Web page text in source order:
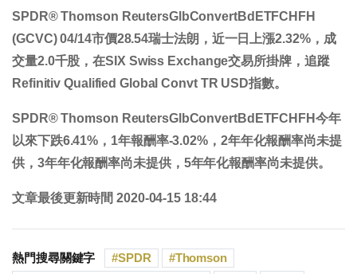
SPDR® Thomson ReutersGlbConvertBdETFCHFH
(GCVC) 04/14市價28.54瑞士法朗，近一日 上漲2.32%，成
交量2.0千股，在SIX Swiss Exchange交易所掛牌，追蹤
Refinitiv Qualified Global Convt TR USD指數。
SPDR® Thomson ReutersGlbConvertBdETFCHFH今年
以來下跌6.41% ，1年報酬率-3.02%，2年年化報酬率尚未提
供，3年年化報酬率尚未提供，5年年化報酬率尚未提供。
文章最後更新時間 2020-04-15 18:44
熱門搜尋關鍵字 SPDR
Thomson